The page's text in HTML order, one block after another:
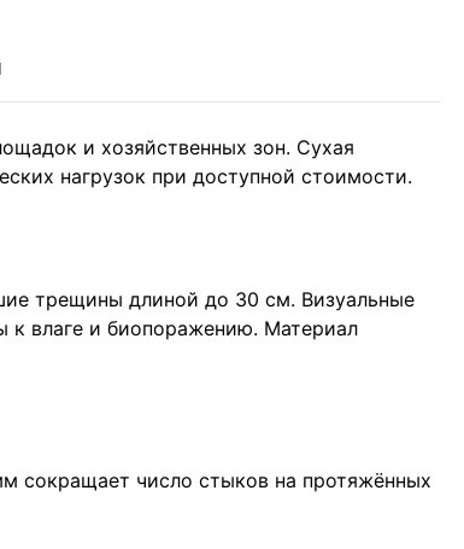
и хозяйственных зон. Сухая
нагрузок при доступной стоимости.
трещины длиной до 30 см. Визуальные
к влаге и биопоражению. Материал
сокращает число стыков на протяжённых